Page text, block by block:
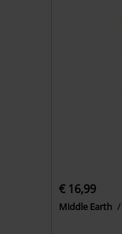
€ 16,99
Middle Earth